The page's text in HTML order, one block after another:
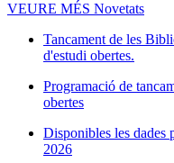
VEURE MÉS Novetats
Tancament de les
d'estudi obertes.
Programació de
obertes
Disponibles les dades
2026